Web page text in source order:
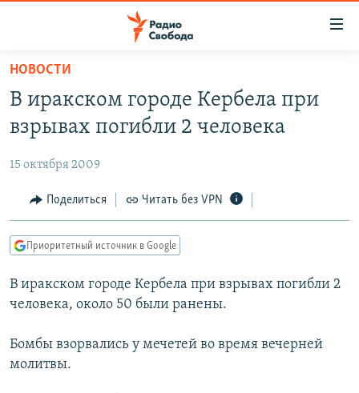
упрощенного
доступа
основному
Вернутся
главной
навигации
Вернутся
ПОДКАСТЫ
АВТОРСКИЕ ПРОЕКТЫ
ЦИТАТЫ СВОБОДЫ
МНЕНИЯ
IDEL.РЕАЛИИ
КАВКАЗ.РЕАЛИИ
СЕВЕР.РЕАЛИИ
СИБИРЬ.РЕАЛИИ
РАСПИСАНИЕ ВЕЩАНИЯ
НОВОСТИ
В иракском городе Кербела при
взрывах погибли 2 человека
15 октября 2009
Поделиться Читать без VPN
Приоритетный источник в Google
В иракском городе Кербела при взрывах погибли 2
человека, около 50 были ранены.
Бомбы взорвались у мечетей во время вечерней
молитвы.